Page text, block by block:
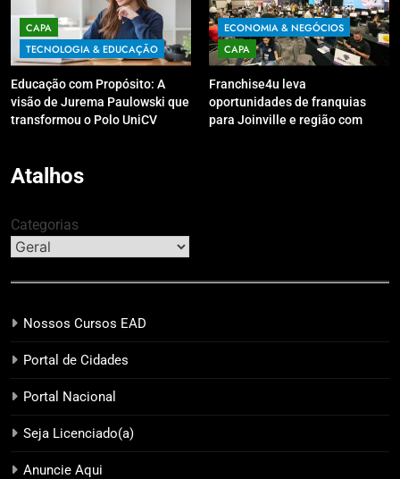
CAPA
TECNOLOGIA & EDUCAÇÃO
Educação com Propósito: A
visão de Jurema Paulowski que
transformou o Polo UniCV
ECONOMIA & NEGÓCIOS
CAPA
Franchise4u leva
oportunidades de franquias
para Joinville e região com
Atalhos
Categorias
Nossos Cursos EAD
Portal de Cidades
Portal Nacional
Seja Licenciado(a)
Anuncie Aqui